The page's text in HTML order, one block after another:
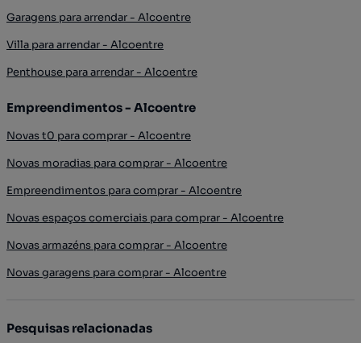
Garagens para arrendar - Alcoentre
Villa para arrendar - Alcoentre
Penthouse para arrendar - Alcoentre
Empreendimentos - Alcoentre
Novas t0 para comprar - Alcoentre
Novas moradias para comprar - Alcoentre
Empreendimentos para comprar - Alcoentre
Novas espaços comerciais para comprar - Alcoentre
Novas armazéns para comprar - Alcoentre
Novas garagens para comprar - Alcoentre
Pesquisas relacionadas